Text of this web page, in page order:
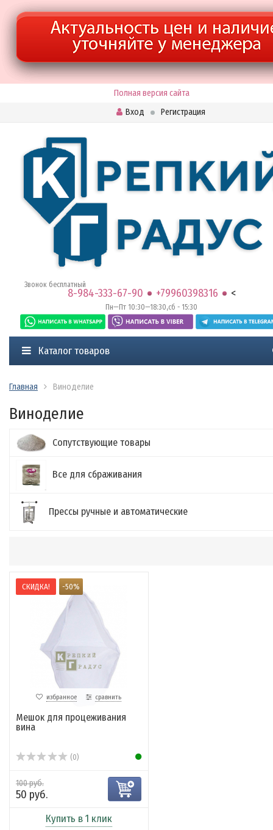
Полная версия сайта
Вход
Регистрация
8-984-333-67-90 +79960398316 <
Звонок бесплатный
Пн—Пт 10:30—18:30,сб - 15:30
Каталог товаров
Главная Виноделие
Виноделие
Сопутствующие товары
Все для сбраживания
Прессы ручные и автоматические
СКИДКА! -50%
избранное сравнить
Мешок для процеживания
вина
(0)
100 руб.
50 руб.
Купить в 1 клик